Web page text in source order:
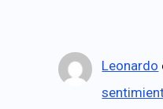
Leonardo